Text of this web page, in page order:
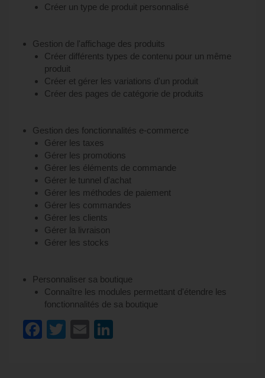
Créer un type de produit personnalisé
Gestion de l'affichage des produits
Créer différents types de contenu pour un même
produit
Créer et gérer les variations d'un produit
Créer des pages de catégorie de produits
Gestion des fonctionnalités e-commerce
Gérer les taxes
Gérer les promotions
Gérer les éléments de commande
Gérer le tunnel d'achat
Gérer les méthodes de paiement
Gérer les commandes
Gérer les clients
Gérer la livraison
Gérer les stocks
Personnaliser sa boutique
Connaître les modules permettant d'étendre les
fonctionnalités de sa boutique
Facebook
TwitterEmail